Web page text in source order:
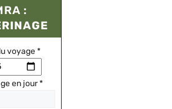
:
voyage*
en jour*